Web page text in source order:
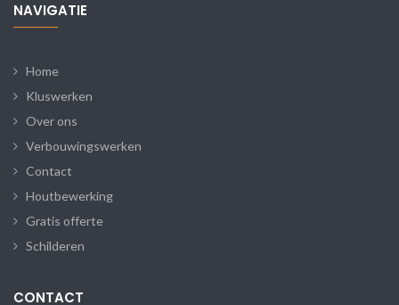
NAVIGATIE
Home
Kluswerken
Over ons
Verbouwingswerken
Contact
Houtbewerking
Gratis offerte
Schilderen
CONTACT